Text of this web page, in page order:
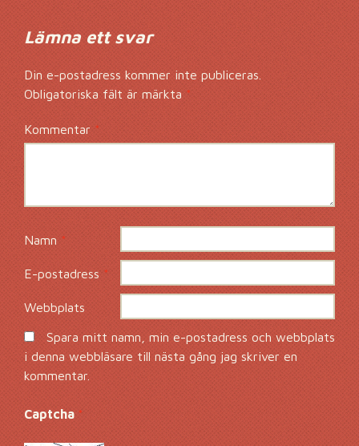
Lämna ett svar
Din e-postadress kommer inte publiceras.
Obligatoriska fält är märkta*
Kommentar*
Namn *
E-postadress*
Webbplats
Spara mitt namn, min e-postadress och webbplats
i denna webbläsare till nästa gång jag skriver en
kommentar.
Captcha*